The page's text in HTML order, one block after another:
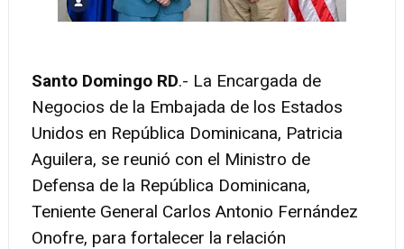
Santo Domingo RD.- La Encargada de
Negocios de la Embajada de los Estados
Unidos en República Dominicana, Patricia
Aguilera, se reunió con el Ministro de
Defensa de la República Dominicana,
Teniente General Carlos Antonio Fernández
Onofre, para fortalecer la relación